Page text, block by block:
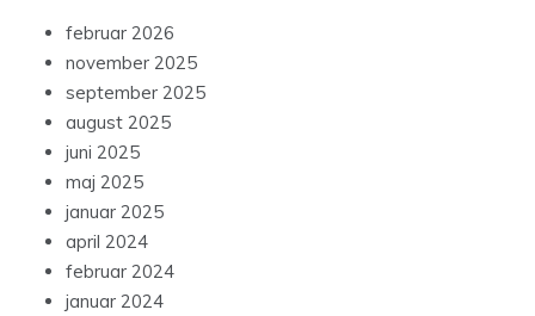
februar 2026
november 2025
september 2025
august 2025
juni 2025
maj 2025
januar 2025
april 2024
februar 2024
januar 2024